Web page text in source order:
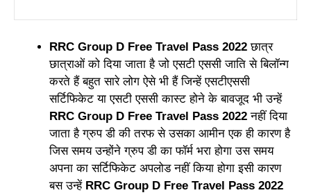
RRC Group D Free Travel Pass 2022 छात्र
छात्राओं को दिया जाता है जो एसटी एससी जाति से बिलॉन्ग
करते हैं बहुत सारे लोग ऐसे भी हैं जिन्हें एसटीएससी
सर्टिफिकेट या एसटी एससी कास्ट होने के बावजूद भी उन्हें
RRC Group D Free Travel Pass 2022 नहीं दिया
जाता है ग्रुप डी की तरफ से उसका आमीन एक ही कारण है
जिस समय उन्होंने ग्रुप डी का फॉर्म भरा होगा उस समय
अपना का सर्टिफिकेट अपलोड नहीं किया होगा इसी कारण
बस उन्हें RRC Group D Free Travel Pass 2022